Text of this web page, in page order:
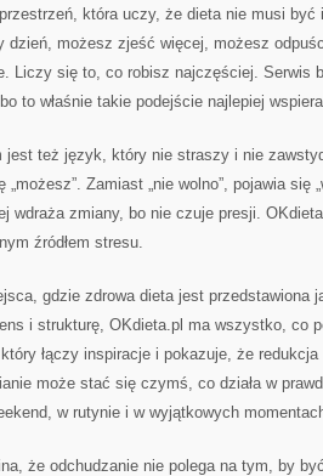
która uczy, że dieta nie musi być
dzień, możesz zjeść więcej, możesz
Liczy się to, co robisz najczęściej. Serwis
to właśnie takie podejście najlepiej
jest też język, który nie straszy i nie
„możesz”. Zamiast „nie wolno”, pojawia się
wdraża zmiany, bo nie czuje presji.
źródłem stresu.
gdzie zdrowa dieta jest przedstawiona
i strukturę, OKdieta.pl ma wszystko, co
łączy inspiracje i pokazuje, że
może stać się czymś, co działa w
w rutynie i w wyjątkowych
że odchudzanie nie polega na tym, by